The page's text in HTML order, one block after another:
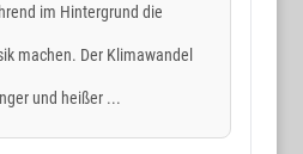
im Hintergrund die
machen. Der Klimawandel
und heißer ...